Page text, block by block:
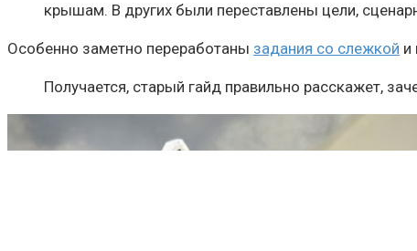
крышам. В других были переставлены цели,
Особенно заметно переработаны задания со слежкой и
Получается, старый гайд правильно расскажет,